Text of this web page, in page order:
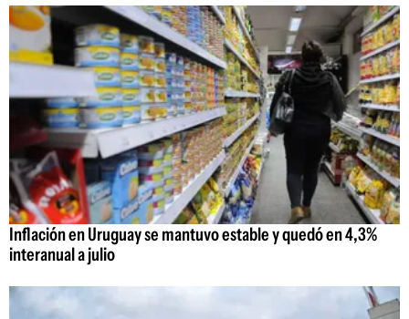
Inflación en Uruguay se mantuvo estable y quedó en 4,3%
interanual a julio